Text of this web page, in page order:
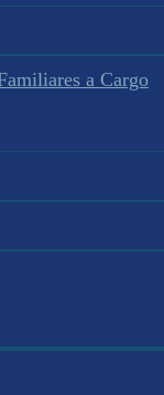
a Cargo